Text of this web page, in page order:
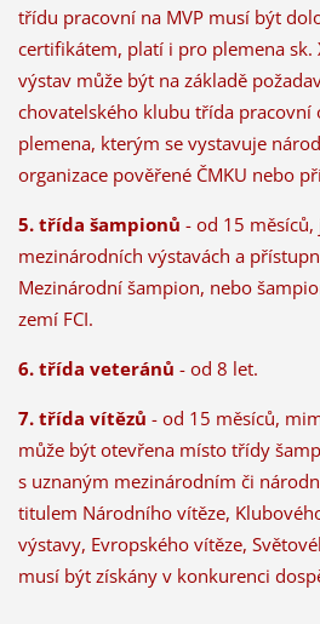
třídu pracovní na MVP musí být
certifikátem, platí i pro plemena sk.
výstav může být na základě
chovatelského klubu třída pracovní
plemena, kterým se vystavuje
organizace pověřené ČMKU nebo
5. třída šampionů - od 15
mezinárodních výstavách a
Mezinárodní šampion, nebo
zemí FCI.
6. třída veteránů - od 8 let.
7. třída vítězů - od 15 měsíců,
může být otevřena místo třídy
s uznaným mezinárodním či
titulem Národního vítěze,
výstavy, Evropského vítěze,
musí být získány v konkurenci